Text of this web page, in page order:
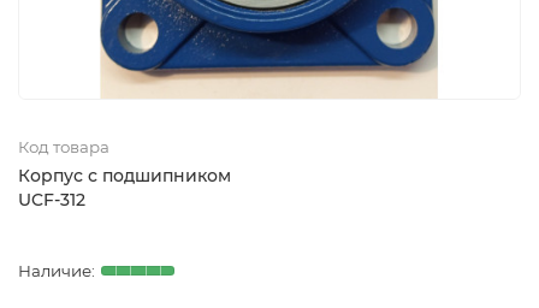
Код товара
Корпус с подшипником
UCF-312